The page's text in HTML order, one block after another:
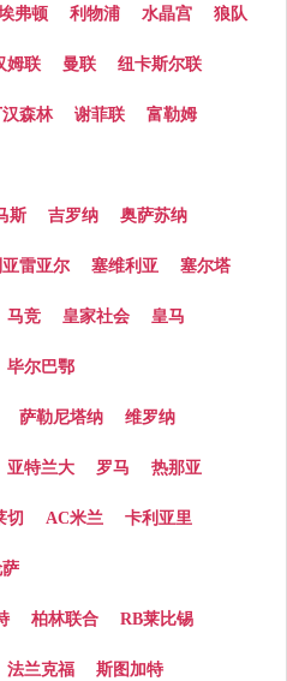
弗顿 利物浦 水晶宫 狼队
姆联 曼联 纽卡斯尔联
森林 谢菲联 富勒姆
斯 吉罗纳 奥萨苏纳
亚雷亚尔 塞维利亚 塞尔塔
马竞 皇家社会 皇马
毕尔巴鄂
萨勒尼塔纳 维罗纳
亚特兰大 罗马 热那亚
切 AC米兰 卡利亚里
柏林联合 RB莱比锡
法兰克福 斯图加特